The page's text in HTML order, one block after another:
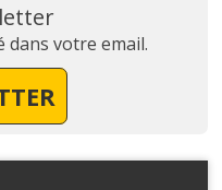
dans votre email.